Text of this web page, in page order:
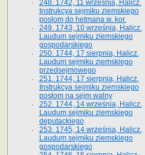
248. 1742, 11 września, Halicz.
Instrukcya sejmiku ziemskiego
posłom do hetmana w. kor.
249. 1743, 10 września, Halicz.
Laudum sejmiku ziemskiego
gospodarskiego
250. 1744, 17 sierpnia, Halicz.
Laudum sejmiku ziemskiego
przedsejmowego
251. 1744, 17 sierpnia, Halicz.
Instrukcya sejmiku ziemskiego
posłom na sejm walny
252. 1744, 14 września, Halicz.
Laudum sejmiku ziemskiego
deputackiego
253. 1745, 14 września, Halicz.
Laudum sejmiku ziemskiego
gospodarskiego